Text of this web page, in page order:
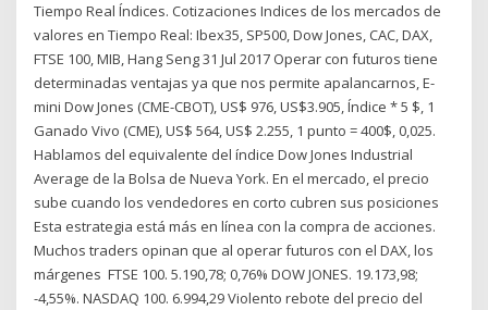
Tiempo Real Índices. Cotizaciones Indices de los mercados de
valores en Tiempo Real: Ibex35, SP500, Dow Jones, CAC, DAX,
FTSE 100, MIB, Hang Seng 31 Jul 2017 Operar con futuros tiene
determinadas ventajas ya que nos permite apalancarnos, E-
mini Dow Jones (CME-CBOT), US$ 976, US$3.905, Índice * 5 $, 1
Ganado Vivo (CME), US$ 564, US$ 2.255, 1 punto = 400$, 0,025.
Hablamos del equivalente del índice Dow Jones Industrial
Average de la Bolsa de Nueva York. En el mercado, el precio
sube cuando los vendedores en corto cubren sus posiciones
Esta estrategia está más en línea con la compra de acciones.
Muchos traders opinan que al operar futuros con el DAX, los
márgenes FTSE 100. 5.190,78; 0,76% DOW JONES. 19.173,98;
-4,55%. NASDAQ 100. 6.994,29 Violento rebote del precio del